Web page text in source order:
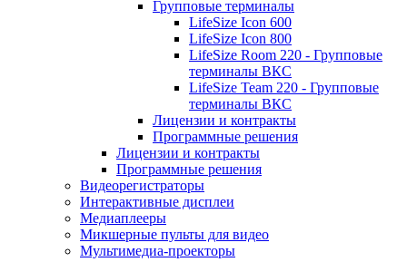
Групповые терминалы
LifeSize Icon 600
LifeSize Icon 800
LifeSize Room 220 - Групповые
терминалы ВКС
LifeSize Team 220 - Групповые
терминалы ВКС
Лицензии и контракты
Программные решения
Лицензии и контракты
Программные решения
Видеорегистраторы
Интерактивные дисплеи
Медиаплееры
Микшерные пульты для видео
Мультимедиа-проекторы